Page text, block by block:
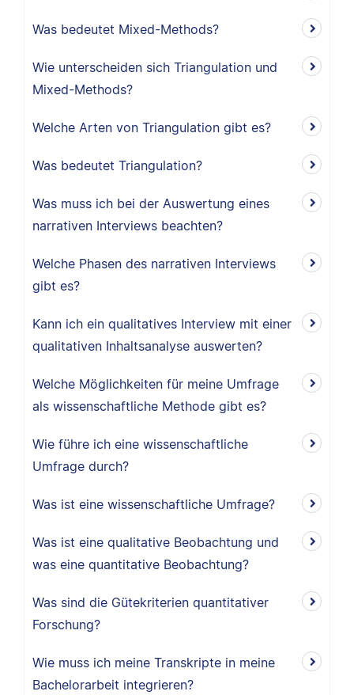
Was bedeutet Mixed-Methods?
Wie unterscheiden sich Triangulation und
Mixed-Methods?
Welche Arten von Triangulation gibt es?
Was bedeutet Triangulation?
Was muss ich bei der Auswertung eines
narrativen Interviews beachten?
Welche Phasen des narrativen Interviews
gibt es?
Kann ich ein qualitatives Interview mit einer
qualitativen Inhaltsanalyse auswerten?
Welche Möglichkeiten für meine Umfrage
als wissenschaftliche Methode gibt es?
Wie führe ich eine wissenschaftliche
Umfrage durch?
Was ist eine wissenschaftliche Umfrage?
Was ist eine qualitative Beobachtung und
was eine quantitative Beobachtung?
Was sind die Gütekriterien quantitativer
Forschung?
Wie muss ich meine Transkripte in meine
Bachelorarbeit integrieren?